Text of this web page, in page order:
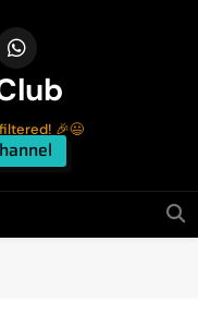
🎉😃